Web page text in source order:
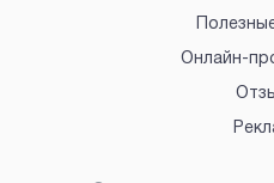
Онлайн-